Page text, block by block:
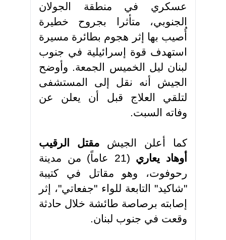
عسكري في منطقة الجولان
الجنوبي، متأثرا بجروح خطيرة
أُصيب بها إثر هجوم بطائرة مسيرة
استهدف قوة إسرائيلية في جنوب
لبنان ليل الخميس الجمعة. وأوضح
الجيش أنه نقل إلى المستشفى
لتلقي العلاج قبل أن يعلن عن
وفاته السبت.
كما أعلن الجيش مقتل
الرقيب
أوهاد يعاري
(21 عاماً) من مدينة
رحوفوت، وهو مقاتل في كتيبة
"شاكيد" التابعة للواء "جفعاتي"، إثر
إصابته برصاصة طائشة خلال حادثة
وقعت في جنوب لبنان.